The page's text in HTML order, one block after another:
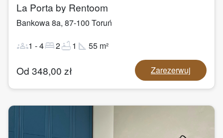
La Porta by Rentoom
Bankowa 8a, 87-100 Toruń
groups1 -4bed2bathtub1 square_foot 55 m²
Od 348,00 zł Zarezerwuj